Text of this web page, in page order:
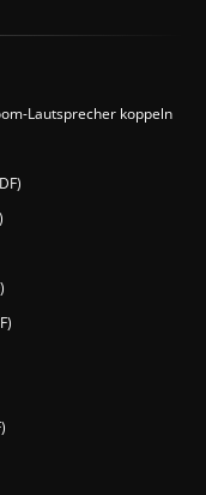
Lautsprecher koppeln